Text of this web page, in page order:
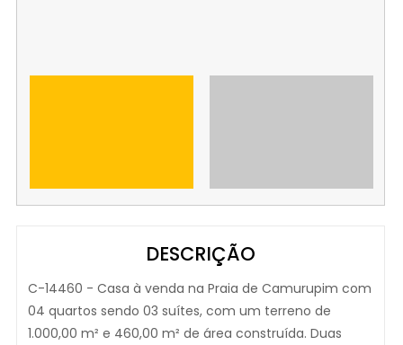
DESCRIÇÃO
C-14460 - Casa à venda na Praia de Camurupim com
04 quartos sendo 03 suítes, com um terreno de
1.000,00 m² e 460,00 m² de área construída. Duas